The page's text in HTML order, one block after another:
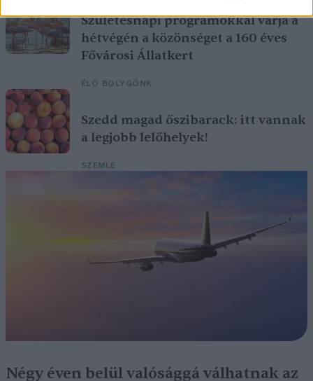
Születésnapi programokkal várja a
hétvégén a közönséget a 160 éves
Fővárosi Állatkert
ÉLŐ BOLYGÓNK
Szedd magad őszibarack: itt vannak
a legjobb lelőhelyek!
SZEMLE
Négy éven belül valósággá válhatnak az